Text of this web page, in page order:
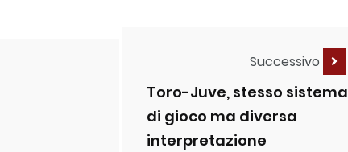
Successivo
Toro-Juve, stesso sistema
di gioco ma diversa
interpretazione